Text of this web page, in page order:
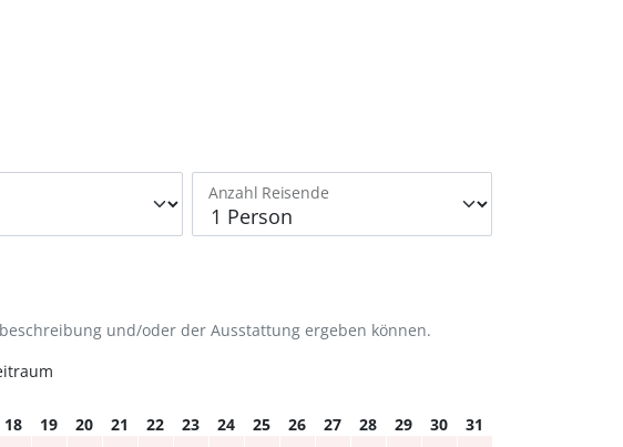
Anzahl Reisende
und/oder der Ausstattung ergeben können.
18 19 20 21 22 23 24 25 26 27 28 29 30
31